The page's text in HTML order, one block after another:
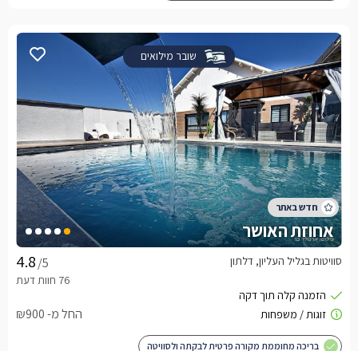
שובר מילואים
אחוזת האושר
/5 סוויטות בגליל העליון, דלתון
החל מ- ₪900
בריכה מחוממת מקורה פרטית לבקתה ולסוויטה